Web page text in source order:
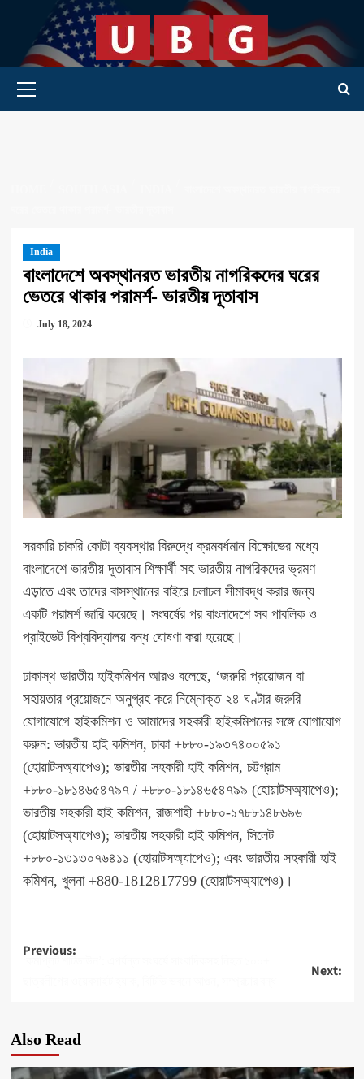
content
Primary Menu
India
বাংলাদেশে অবস্থানরত ভারতীয় নাগরিকদের ঘরের
ভেতরে থাকার পরামর্শ- ভারতীয় দূতাবাস
July 18, 2024
সরকারি চাকরি কোটা ব্যবস্থার বিরুদ্ধে ক্রমবর্ধমান বিক্ষোভের মধ্যে
বাংলাদেশে ভারতীয় দূতাবাস শিক্ষার্থী সহ ভারতীয় নাগরিকদের ভ্রমণ
এড়াতে এবং তাদের বাসস্থানের বাইরে চলাচল সীমাবদ্ধ করার জন্য
একটি পরামর্শ জারি করেছে। সংঘর্ষের পর বাংলাদেশে সব পাবলিক ও
প্রাইভেট বিশ্ববিদ্যালয় বন্ধ ঘোষণা করা হয়েছে।
ঢাকাস্থ ভারতীয় হাইকমিশন আরও বলেছে, ‘জরুরি প্রয়োজন বা
সহায়তার প্রয়োজনে অনুগ্রহ করে নিম্নোক্ত ২৪ ঘণ্টার জরুরি
যোগাযোগে হাইকমিশন ও আমাদের সহকারী হাইকমিশনের সঙ্গে যোগাযোগ
করুন: ভারতীয় হাই কমিশন, ঢাকা +৮৮০-১৯৩৭৪০০৫৯১
(হোয়াটসঅ্যাপেও); ভারতীয় সহকারী হাই কমিশন, চট্টগ্রাম
+৮৮০-১৮১৪৬৫৪৭৯৭ / +৮৮০-১৮১৪৬৫৪৭৯৯ (হোয়াটসঅ্যাপেও);
ভারতীয় সহকারী হাই কমিশন, রাজশাহী +৮৮০-১৭৮৮১৪৮৬৯৬
(হোয়াটসঅ্যাপেও); ভারতীয় সহকারী হাই কমিশন, সিলেট
+৮৮০-১৩১৩০৭৬৪১১ (হোয়াটসঅ্যাপেও); এবং ভারতীয় সহকারী হাই
কমিশন, খুলনা +880-1812817799 (হোয়াটসঅ্যাপেও)।
Post
Previous:
‘কমপ্লিট শাটডাউন’: এপর্যন্ত সংঘর্ষে সাংবাদিকসহ নিহত ১০০+
Next:
Also Read